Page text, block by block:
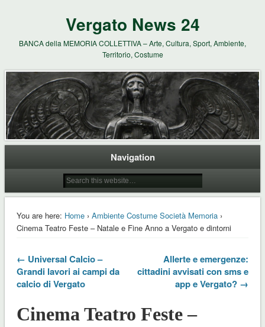
Vergato News 24
BANCA della MEMORIA COLLETTIVA – Arte, Cultura, Sport, Ambiente,
Territorio, Costume
Navigation
You are here: Home› Ambiente Costume Società Memoria›
Cinema Teatro Feste – Natale e Fine Anno a Vergato e dintorni
← Universal Calcio –
Grandi lavori ai campi da
calcio di Vergato
Allerte e emergenze:
cittadini avvisati con sms e
app e Vergato? →
Cinema Teatro Feste –